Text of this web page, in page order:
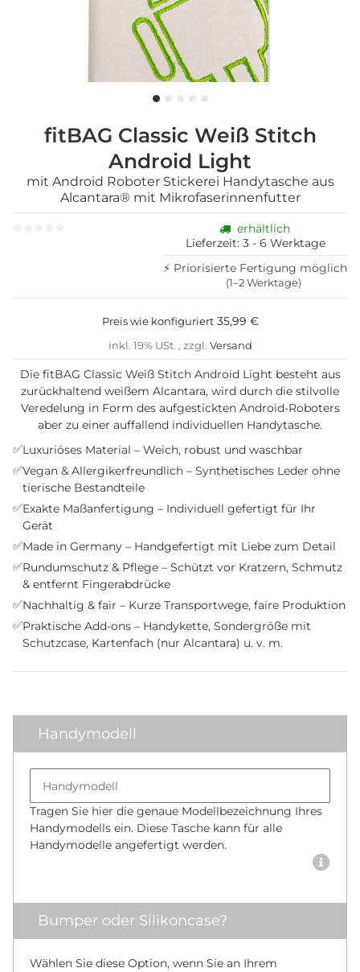
fitBAG Classic Weiß Stitch
Android Light
mit Android Roboter Stickerei Handytasche aus
Alcantara® mit Mikrofaserinnenfutter
erhältlich
Lieferzeit: 3 - 6 Werktage
⚡ Priorisierte Fertigung möglich
(1–2 Werktage)
Preis wie konfiguriert 35,99 €
inkl. 19% USt. , zzgl. Versand
Die fitBAG Classic Weiß Stitch Android Light besteht aus
zurückhaltend weißem Alcantara, wird durch die stilvolle
Veredelung in Form des aufgestickten Android-Roboters
aber zu einer auffallend individuellen Handytasche.
✅Luxuriöses Material – Weich, robust und waschbar
✅Vegan & Allergikerfreundlich – Synthetisches Leder ohne
tierische Bestandteile
✅Exakte Maßanfertigung – Individuell gefertigt für Ihr
Gerät
✅Made in Germany – Handgefertigt mit Liebe zum Detail
✅Rundumschutz & Pflege – Schützt vor Kratzern, Schmutz
& entfernt Fingerabdrücke
✅Nachhaltig & fair – Kurze Transportwege, faire Produktion
✅Praktische Add-ons – Handykette, Sondergröße mit
Schutzcase, Kartenfach (nur Alcantara) u. v. m.
Handymodell
Tragen Sie hier die genaue Modellbezeichnung Ihres
Handymodells ein. Diese Tasche kann für alle
Handymodelle angefertigt werden.
Bumper oder Silikoncase?
Wählen Sie diese Option, wenn Sie an Ihrem